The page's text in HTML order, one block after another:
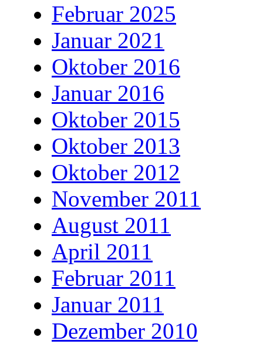
Februar 2025
Januar 2021
Oktober 2016
Januar 2016
Oktober 2015
Oktober 2013
Oktober 2012
November 2011
August 2011
April 2011
Februar 2011
Januar 2011
Dezember 2010